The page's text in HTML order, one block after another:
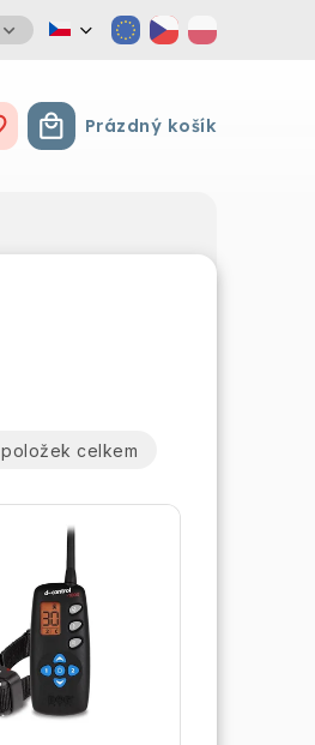
Nákupní košík
Prázdný košík
položek celkem